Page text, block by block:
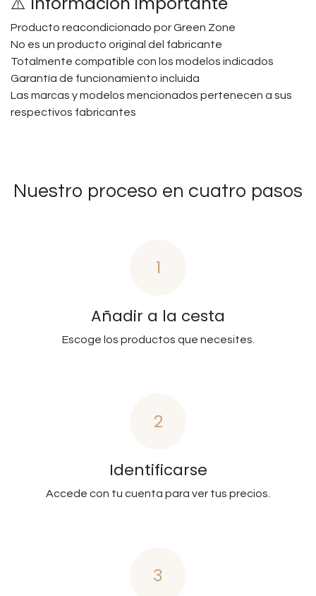
Producto reacondicionado por Green Zone
No es un producto original del fabricante
Totalmente compatible con los modelos indicados
Garantía de funcionamiento incluida
Las marcas y modelos mencionados pertenecen a sus
respectivos fabricantes
Nuestro proceso en cuatro pasos
1
Añadir a la cesta
Escoge los productos que necesites.
2
Identificarse
Accede con tu cuenta para ver tus precios.
3